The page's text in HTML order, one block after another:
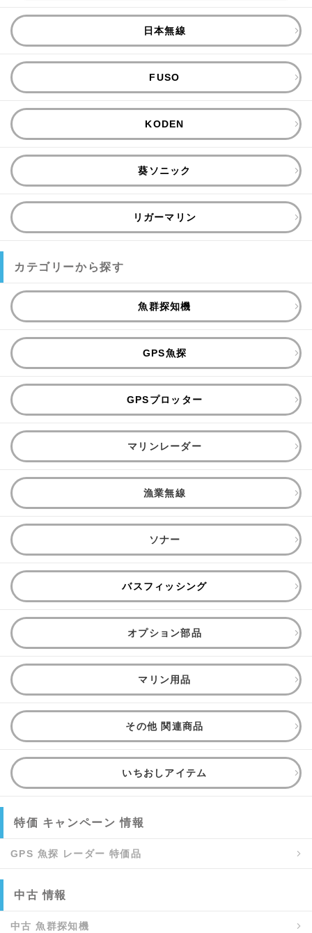
日本無線
FUSO
KODEN
葵ソニック
リガーマリン
カテゴリーから探す
魚群探知機
GPS魚探
GPSプロッター
マリンレーダー
漁業無線
ソナー
バスフィッシング
オプション部品
マリン用品
その他 関連商品
いちおしアイテム
特価 キャンペーン 情報
GPS 魚探 レーダー 特価品
中古 情報
中古 魚群探知機